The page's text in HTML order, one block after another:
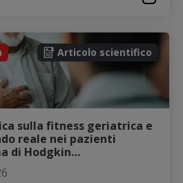
Articolo scientifico
sulla fitness geriatrica e
reale nei pazienti
di Hodgkin…